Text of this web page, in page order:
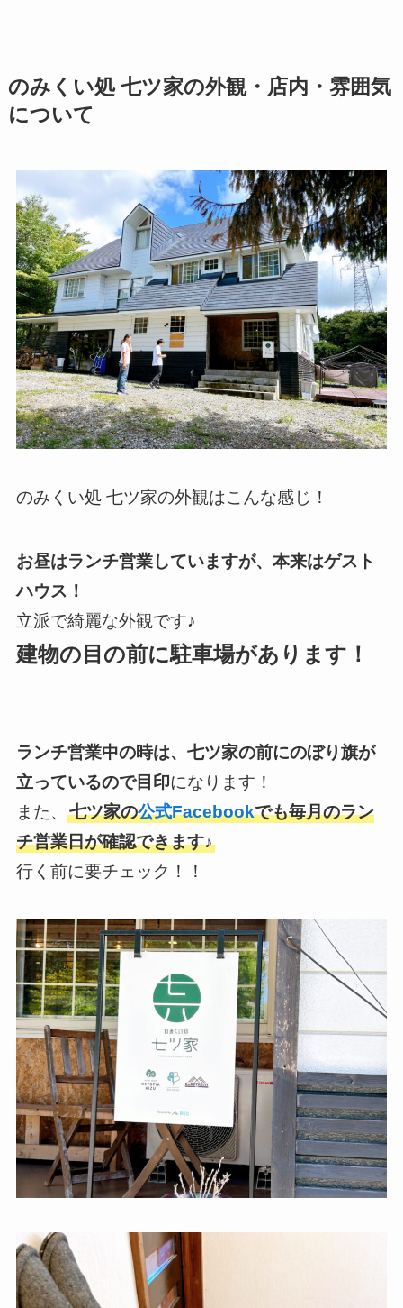
のみくい処 七ツ家の外観・店内・雰囲気
について
のみくい処 七ツ家の外観はこんな感じ！
お昼はランチ営業していますが、本来はゲスト
ハウス！
立派で綺麗な外観です♪
建物の目の前に駐車場があります！
ランチ営業中の時は、七ツ家の前にのぼり旗が
立っているので目印になります！
また、 七ツ家の公式Facebookでも毎月のラン
チ営業日が確認できます♪
行く前に要チェック！！